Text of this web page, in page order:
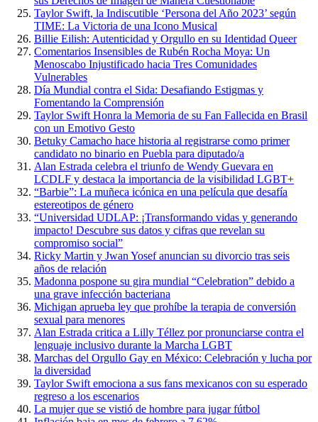
Taylor Swift, la Indiscutible ‘Persona del Año 2023’ según
TIME: La Victoria de una Icono Musical
Billie Eilish: Autenticidad y Orgullo en su Identidad Queer
Comentarios Insensibles de Rubén Rocha Moya: Un
Menoscabo Injustificado hacia Tres Comunidades
Vulnerables
Día Mundial contra el Sida: Desafiando Estigmas y
Fomentando la Comprensión
Taylor Swift Honra la Memoria de su Fan Fallecida en Brasil
con un Emotivo Gesto
Betuky Camacho hace historia al registrarse como primer
candidato no binario en Puebla para diputado/a
Alan Estrada celebra el triunfo de Wendy Guevara en
LCDLF y destaca la importancia de la visibilidad LGBT+
“Barbie”: La muñeca icónica en una película que desafía
estereotipos de género
“Universidad UDLAP: ¡Transformando vidas y generando
impacto! Descubre sus datos y cifras que revelan su
compromiso social”
Ricky Martin y Jwan Yosef anuncian su divorcio tras seis
años de relación
Madonna pospone su gira mundial “Celebration” debido a
una grave infección bacteriana
Michigan aprueba ley que prohíbe la terapia de conversión
sexual para menores
Alan Estrada critica a Lilly Téllez por pronunciarse contra el
lenguaje inclusivo durante la Marcha LGBT
Marchas del Orgullo Gay en México: Celebración y lucha por
la diversidad
Taylor Swift emociona a sus fans mexicanos con su esperado
regreso a los escenarios
La mujer que se vistió de hombre para jugar fútbol